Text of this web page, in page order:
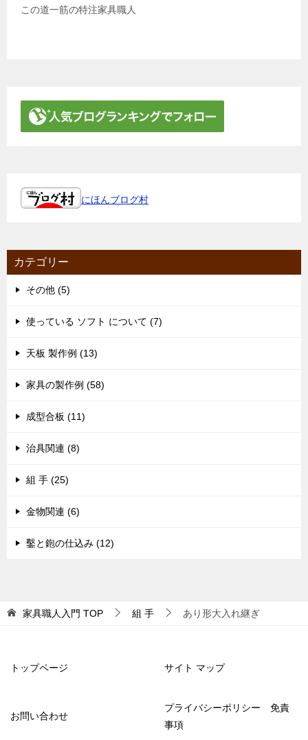
この道一筋の特注家具職人
にほんブログ村
カテゴリー
その他 (5)
使っている ソフト について (7)
天板 製作例 (13)
家具の製作例 (58)
成型合板 (11)
治具関連 (8)
組 手 (25)
金物関連 (6)
鑿と鉋の仕込み (12)
家具職人入門 TOP 組 手 あり形大入れ継ぎ
トップページ サイト マップ
お問い合わせ
プライバシーポリシー 免責
事項